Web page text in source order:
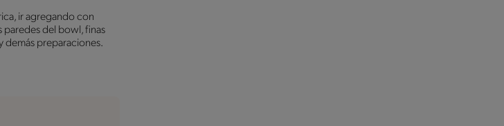
ir agregando con
paredes del bowl, finas
demás preparaciones.